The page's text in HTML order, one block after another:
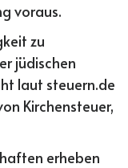
voraus.
zu
jüdischen
laut steuern.de
Kirchensteuer,
erheben